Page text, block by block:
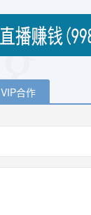
VIP合作